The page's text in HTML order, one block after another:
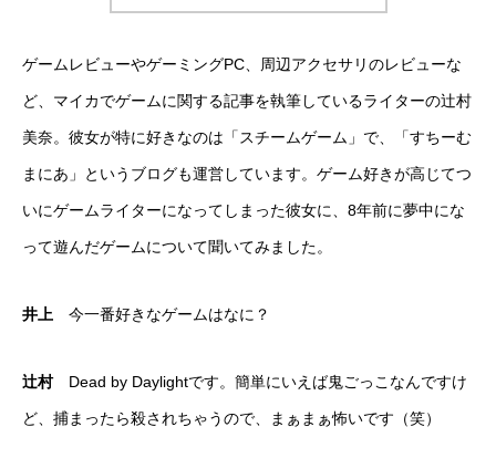
ゲームレビューやゲーミングPC、周辺アクセサリのレビューな
ど、マイカでゲームに関する記事を執筆しているライターの辻村
美奈。彼女が特に好きなのは「スチームゲーム」で、「すちーむ
まにあ」というブログも運営しています。ゲーム好きが高じてつ
いにゲームライターになってしまった彼女に、8年前に夢中にな
って遊んだゲームについて聞いてみました。
井上 今一番好きなゲームはなに？
辻村Dead by Daylightです。簡単にいえば鬼ごっこなんですけ
ど、捕まったら殺されちゃうので、まぁまぁ怖いです（笑）